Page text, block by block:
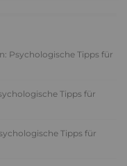
Psychologische Tipps für
Tipps für
Tipps für